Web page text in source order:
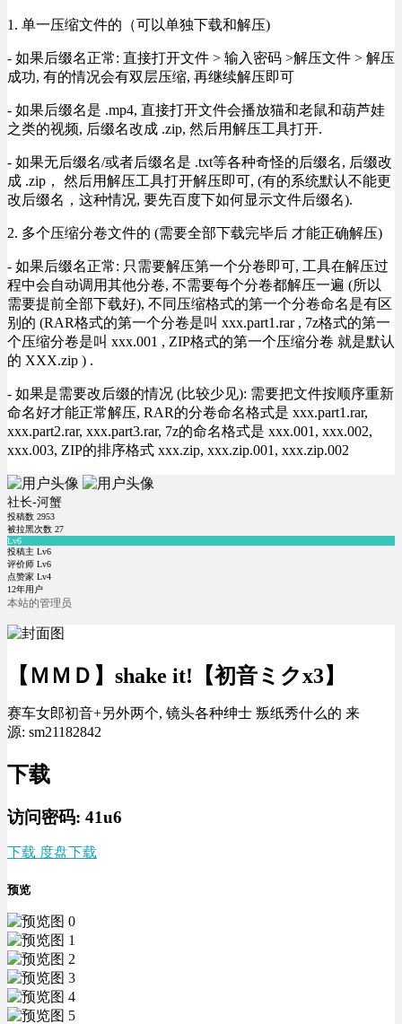
1. 单一压缩文件的（可以单独下载和解压)
- 如果后缀名正常: 直接打开文件 > 输入密码 >解压文件 > 解压
成功, 有的情况会有双层压缩, 再继续解压即可
- 如果后缀名是 .mp4, 直接打开文件会播放猫和老鼠和葫芦娃
之类的视频, 后缀名改成 .zip, 然后用解压工具打开.
- 如果无后缀名/或者后缀名是 .txt等各种奇怪的后缀名, 后缀改
成 .zip， 然后用解压工具打开解压即可, (有的系统默认不能更
改后缀名，这种情况, 要先百度下如何显示文件后缀名).
2. 多个压缩分卷文件的 (需要全部下载完毕后 才能正确解压)
- 如果后缀名正常: 只需要解压第一个分卷即可, 工具在解压过
程中会自动调用其他分卷, 不需要每个分卷都解压一遍 (所以
需要提前全部下载好), 不同压缩格式的第一个分卷命名是有区
别的 (RAR格式的第一个分卷是叫 xxx.part1.rar , 7z格式的第一
个压缩分卷是叫 xxx.001 , ZIP格式的第一个压缩分卷 就是默认
的 XXX.zip ) .
- 如果是需要改后缀的情况 (比较少见): 需要把文件按顺序重新
命名好才能正常解压, RAR的分卷命名格式是 xxx.part1.rar,
xxx.part2.rar, xxx.part3.rar, 7z的命名格式是 xxx.001, xxx.002,
xxx.003, ZIP的排序格式 xxx.zip, xxx.zip.001, xxx.zip.002
社长-河蟹
投稿数 2953
被拉黑次数 27
Lv6
投稿主 Lv6
评价师 Lv6
点赞家 Lv4
12年用户
本站的管理员
【ＭＭＤ】shake it!【初音ミクx3】
赛车女郎初音+另外两个, 镜头各种绅士 叛纸秀什么的 来
源: sm21182842
下载
访问密码: 41u6
下载 度盘下载
预览